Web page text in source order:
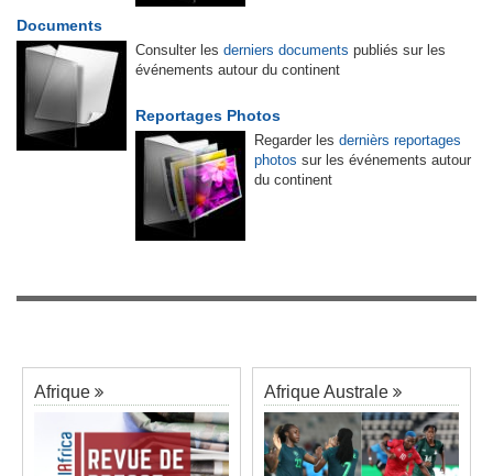
Documents
Consulter les derniers documents publiés sur les
événements autour du continent
Reportages Photos
Regarder les dernièrs reportages
photos sur les événements autour
du continent
Afrique Afrique Australe